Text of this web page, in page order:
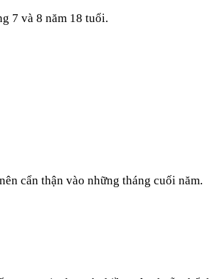
7 và 8 năm 18 tuổi.
cẩn thận vào những tháng cuối năm.